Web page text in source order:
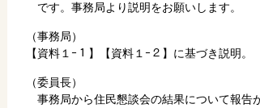
です。事務局より説明をお願いします。
（事務局）
【資料１ｰ１】【資料１ｰ２】に基づき説明。
（委員長）
事務局から住民懇談会の結果について報告